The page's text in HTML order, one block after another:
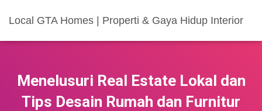
Local GTA Homes | Properti & Gaya Hidup Interior
Menelusuri Real Estate Lokal dan
Tips Desain Rumah dan Furnitur